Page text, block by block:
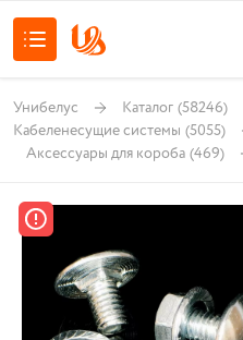
Унибелус Каталог (58246)
Кабеленесущие системы (5055)
Аксессуары для короба (469)